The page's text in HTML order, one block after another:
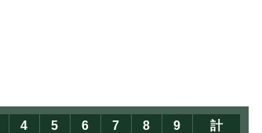
4 5 6 7 8 9
計